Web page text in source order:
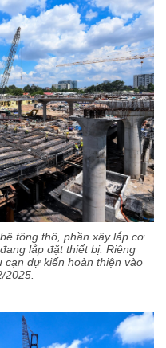
tông thô, phần xây lắp cơ
lắp đặt thiết bị. Riêng
cạn dự kiến hoàn thiện vào
2025.